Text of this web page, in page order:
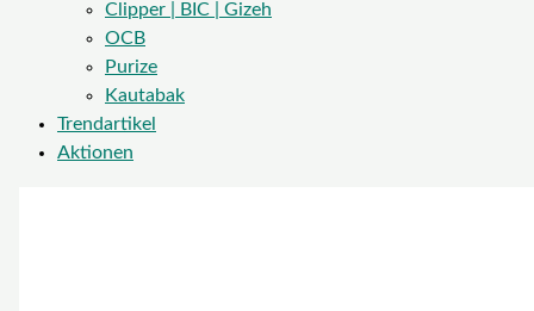
Clipper | BIC | Gizeh
OCB
Purize
Kautabak
Trendartikel
Aktionen